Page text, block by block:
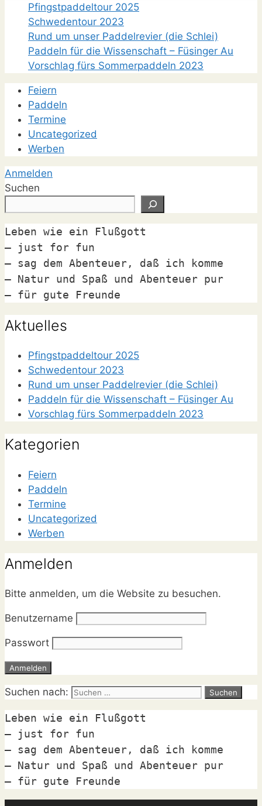
Pfingstpaddeltour 2025
Schwedentour 2023
Rund um unser Paddelrevier (die Schlei)
Paddeln für die Wissenschaft – Füsinger Au
Vorschlag fürs Sommerpaddeln 2023
Feiern
Paddeln
Termine
Uncategorized
Werben
Anmelden
Suchen
Leben wie ein Flußgott
– just for fun
– sag dem Abenteuer, daß ich komme
– Natur und Spaß und Abenteuer pur
– für gute Freunde
Aktuelles
Pfingstpaddeltour 2025
Schwedentour 2023
Rund um unser Paddelrevier (die Schlei)
Paddeln für die Wissenschaft – Füsinger Au
Vorschlag fürs Sommerpaddeln 2023
Kategorien
Feiern
Paddeln
Termine
Uncategorized
Werben
Anmelden
Bitte anmelden, um die Website zu besuchen.
Benutzername
Passwort
Suchen nach:
Leben wie ein Flußgott
– just for fun
– sag dem Abenteuer, daß ich komme
– Natur und Spaß und Abenteuer pur
– für gute Freunde